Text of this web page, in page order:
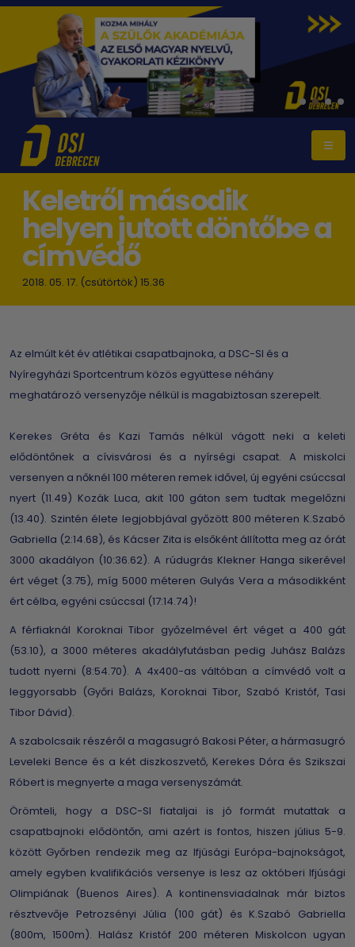
Keletről második
helyen jutott döntőbe a
címvédő
2018. 05. 17. (csütörtök) 15.36
Az elmúlt két év atlétikai csapatbajnoka, a DSC-SI és a
Nyíregyházi Sportcentrum közös együttese néhány
meghatározó versenyzője nélkül is magabiztosan szerepelt.
Kerekes Gréta és Kazi Tamás nélkül vágott neki a keleti
elődöntőnek a cívisvárosi és a nyírségi csapat. A miskolci
versenyen a nőknél 100 méteren remek idővel, új egyéni csúccsal
nyert (11.49) Kozák Luca, akit 100 gáton sem tudtak megelőzni
(13.40). Szintén élete legjobbjával győzött 800 méteren K.Szabó
Gabriella (2:14.68), és Kácser Zita is elsőként állította meg az órát
3000 akadályon (10:36.62). A rúdugrás Klekner Hanga sikerével
ért véget (3.75), míg 5000 méteren Gulyás Vera a másodikként
ért célba, egyéni csúccsal (17:14.74)!
A férfiaknál Koroknai Tibor győzelmével ért véget a 400 gát
(53.10), a 3000 méteres akadályfutásban pedig Juhász Balázs
tudott nyerni (8:54.70). A 4x400-as váltóban a címvédő volt a
leggyorsabb (Győri Balázs, Koroknai Tibor, Szabó Kristóf, Tasi
Tibor Dávid).
A szabolcsaik részéről a magasugró Bakosi Péter, a hármasugró
Leveleki Bence és a két diszkoszvető, Kerekes Dóra és Szikszai
Róbert is megnyerte a maga versenyszámát.
Örömteli, hogy a DSC-SI fiataljai is jó formát mutattak a
csapatbajnoki elődöntőn, ami azért is fontos, hiszen július 5-9.
között Győrben rendezik meg az Ifjúsági Európa-bajnokságot,
amely egyben kvalifikációs versenye is lesz az októberi Ifjúsági
Olimpiának (Buenos Aires). A kontinensviadalnak már biztos
résztvevője Petrozsényi Júlia (100 gát) és K.Szabó Gabriella
(800m, 1500m). Halász Kristóf 200 méteren Miskolcon ugyan